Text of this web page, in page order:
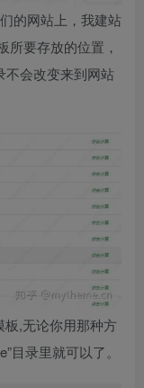
的网站上，我建站
所要存放的位置，
不会改变来到网站
板,无论你用那种方
目录里就可以了。